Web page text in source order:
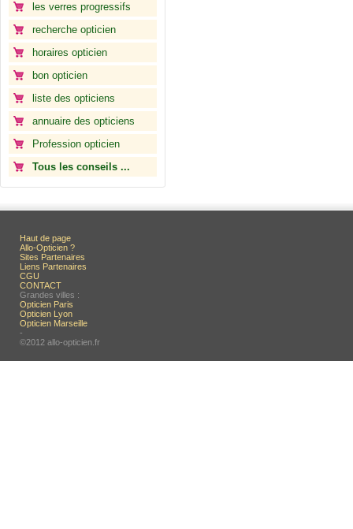
les verres progressifs
recherche opticien
horaires opticien
bon opticien
liste des opticiens
annuaire des opticiens
Profession opticien
Tous les conseils ...
Haut de page
Allo-Opticien ?
Sites Partenaires
Liens Partenaires
CGU
CONTACT
Grandes villes :
Opticien Paris
Opticien Lyon
Opticien Marseille
-
©2012 allo-opticien.fr